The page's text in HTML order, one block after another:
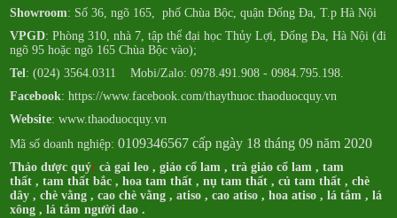
Showroom: Số 36, ngõ 165, phố Chùa Bộc, quận Đống Đa, T.p Hà Nội
VPGD: Phòng 310, nhà 7, tập thể đại học Thủy Lợi, Đống Đa, Hà Nội (đi
ngõ 95 hoặc ngõ 165 Chùa Bộc vào);
Tel: (024) 3564.0311 Mobi/Zalo: 0978.491.908 - 0984.795.198.
Facebook:https://www.facebook.com/thaythuoc.thaoduocquy.vn
Website: www.thaoduocquy.vn
Mã số doanh nghiệp:0109346567 cấp ngày 18 tháng 09 năm 2020
Thảo dược quý:cà gai leo ,giảo cổ lam ,trà giảo cổ lam ,tam
thất ,tam thất bắc ,hoa tam thất ,nụ tam thất ,củ tam thất ,chè
dây ,chè vằng ,cao chè vằng ,atiso ,cao atiso ,hoa atiso ,lá tắm ,lá
xông ,lá tắm người dao .